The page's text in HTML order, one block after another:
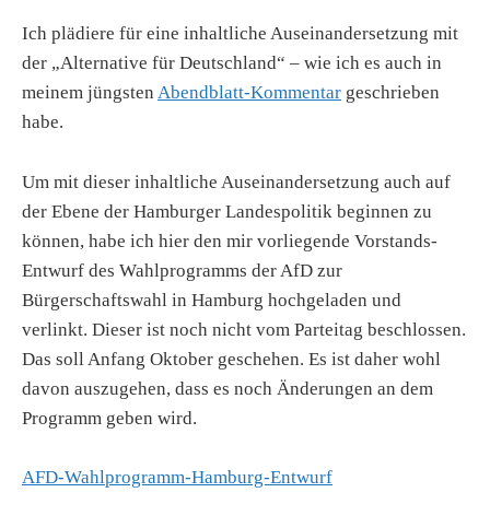
Ich plädiere für eine inhaltliche Auseinandersetzung mit
der „Alternative für Deutschland“ – wie ich es auch in
meinem jüngsten Abendblatt-Kommentar geschrieben
habe.
Um mit dieser inhaltliche Auseinandersetzung auch auf
der Ebene der Hamburger Landespolitik beginnen zu
können, habe ich hier den mir vorliegende Vorstands-
Entwurf des Wahlprogramms der AfD zur
Bürgerschaftswahl in Hamburg hochgeladen und
verlinkt. Dieser ist noch nicht vom Parteitag beschlossen.
Das soll Anfang Oktober geschehen. Es ist daher wohl
davon auszugehen, dass es noch Änderungen an dem
Programm geben wird.
AFD-Wahlprogramm-Hamburg-Entwurf